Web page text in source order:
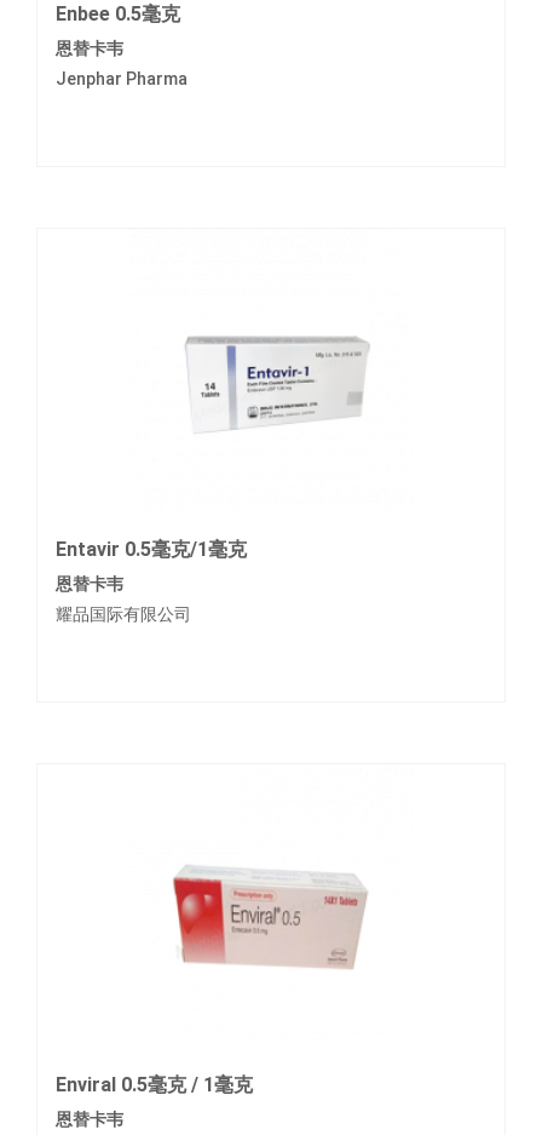
Enbee 0.5毫克
恩替卡韦
Jenphar Pharma
Entavir 0.5毫克/1毫克
恩替卡韦
耀品国际有限公司
Enviral 0.5毫克 / 1毫克
恩替卡韦